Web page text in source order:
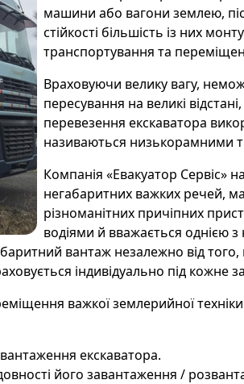
машини або вагони землею,
стійкості більшість із них
транспортування та
Враховуючи велику вагу,
пересування на великі
перевезення екскаватора
називаються низькорамними
Компанія «Евакуатор Сервіс»
негабаритних важких речей,
різноманітних причіпних
водіями й вважається однією
вантаж незалежно від
індивідуально під кожне
важкої землерийної
екскаватора.
його завантаження /